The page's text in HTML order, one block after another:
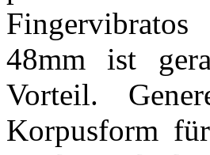
48mm ist
Vorteil.
Korpusform